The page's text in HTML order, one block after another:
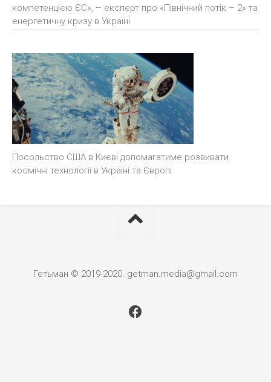
компетенцією ЄС», – експерт про «Північний потік – 2» та
енергетичну кризу в Україні
Посольство США в Києві допомагатиме розвивати
космічні технології в Україні та Європі
Гетьман © 2019-2020. getman.media@gmail.com